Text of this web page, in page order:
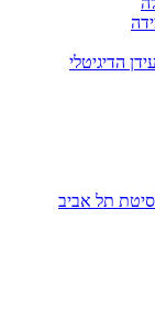
הדיגיטלי
תל אביב